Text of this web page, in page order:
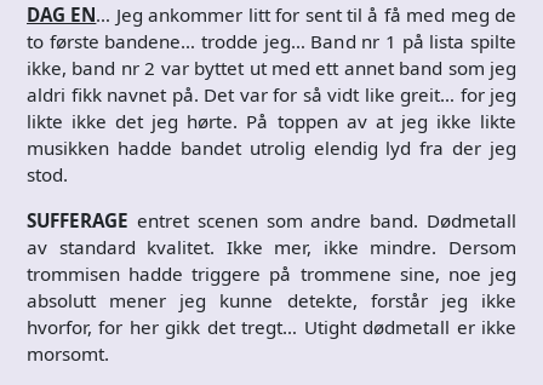
DAG EN… Jeg ankommer litt for sent til å få med meg de
to første bandene… trodde jeg… Band nr 1 på lista spilte
ikke, band nr 2 var byttet ut med ett annet band som jeg
aldri fikk navnet på. Det var for så vidt like greit… for jeg
likte ikke det jeg hørte. På toppen av at jeg ikke likte
musikken hadde bandet utrolig elendig lyd fra der jeg
stod.
SUFFERAGE entret scenen som andre band. Dødmetall
av standard kvalitet. Ikke mer, ikke mindre. Dersom
trommisen hadde triggere på trommene sine, noe jeg
absolutt mener jeg kunne detekte, forstår jeg ikke
hvorfor, for her gikk det tregt… Utight dødmetall er ikke
morsomt.